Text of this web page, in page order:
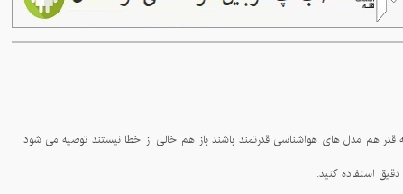
- همنوردان عزیز دقت فرمایید داده های هواشناسی کوهستان از مدل های پیشرفته جهانی بهره می برد و با توجه به اینکه پیش بینی هواشناسی در حقیقت پیش بینی آینده است هر چه قدر هم مدل های هواشناسی قدرتمند باشند باز هم خالی از خطا نیستند توصیه می شود